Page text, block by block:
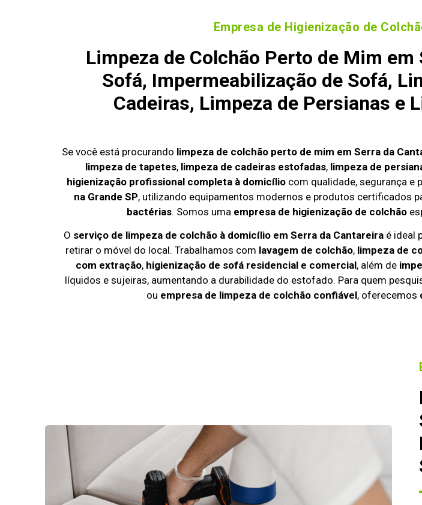
Empresa de Higienização de
Limpeza de Colchão Perto de Mim
Sofá, Impermeabilização de Sofá,
Cadeiras, Limpeza de Persianas e
Se você está procurando limpeza de colchão perto de mim em Serra da
limpeza de tapetes, limpeza de cadeiras estofadas, limpeza de
higienização profissional completa à domicíliocom qualidade, segurança e
na Grande SP, utilizando equipamentos modernos e produtos certificados
bactérias. Somos uma empresa de higienização de colchão
O serviço de limpeza de colchão à domicílio em Serra da Cantareiraé ideal
retirar o móvel do local. Trabalhamos com lavagem de colchão, limpeza de
com extração, higienização de sofá residencial e comercial, além de
líquidos e sujeiras, aumentando a durabilidade do estofado. Para quem
ou empresa de limpeza de colchão confiável, oferecemos